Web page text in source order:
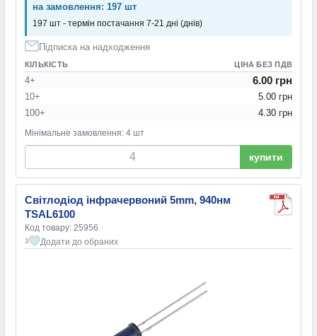
на замовлення: 197 шт
197 шт - термін постачання 7-21 дні (днів)
Підписка на надходження
КІЛЬКІСТЬ ЦІНА БЕЗ ПДВ
4+ 6.00 грн
10+
5.00 грн
100+
4.30 грн
Мінімальне замовлення: 4 шт
купити
Світлодіод інфрачервоний 5mm, 940нм
TSAL6100
Код товару: 25956
3 Додати до обраних